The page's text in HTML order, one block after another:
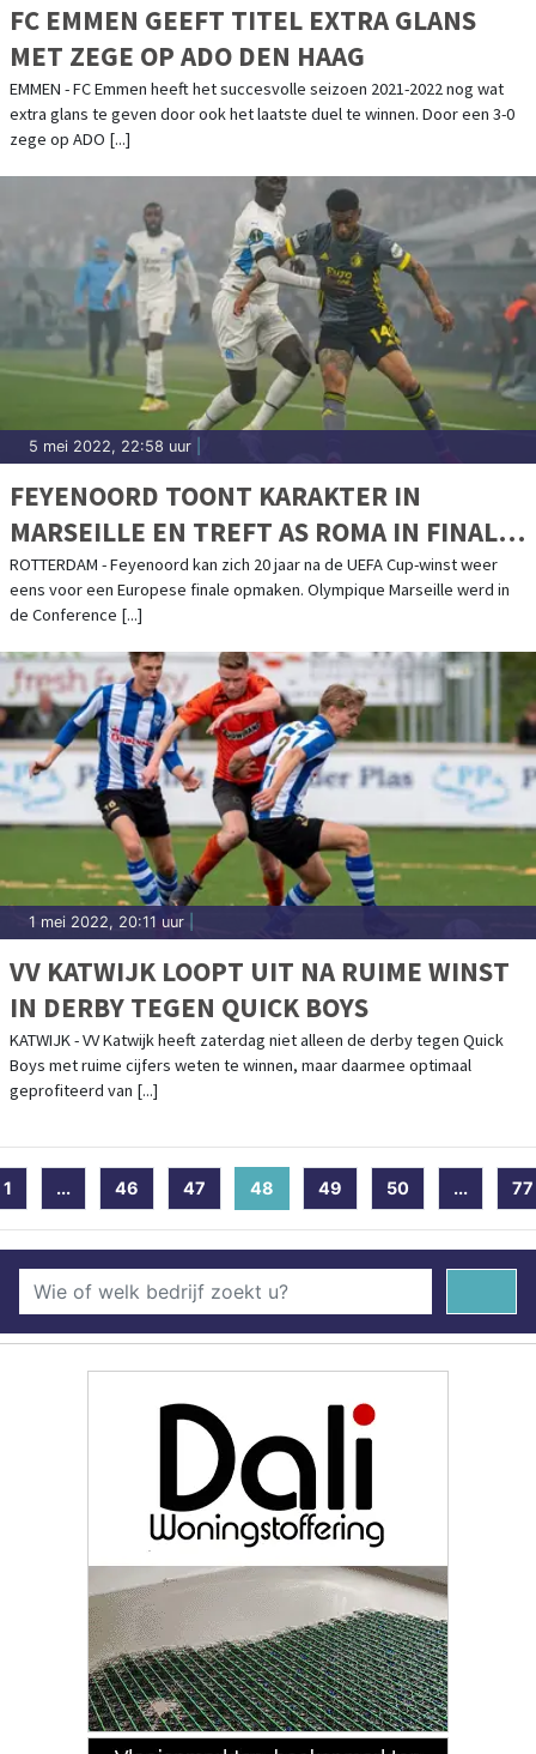
FC EMMEN GEEFT TITEL EXTRA GLANS
MET ZEGE OP ADO DEN HAAG
EMMEN - FC Emmen heeft het succesvolle seizoen 2021-2022 nog wat
extra glans te geven door ook het laatste duel te winnen. Door een 3-0
zege op ADO [...]
5 mei 2022, 22:58 uur
FEYENOORD TOONT KARAKTER IN
MARSEILLE EN TREFT AS ROMA IN FINALE
CONFERENCE LEAGUE
ROTTERDAM - Feyenoord kan zich 20 jaar na de UEFA Cup-winst weer
eens voor een Europese finale opmaken. Olympique Marseille werd in
de Conference [...]
1 mei 2022, 20:11 uur
VV KATWIJK LOOPT UIT NA RUIME WINST
IN DERBY TEGEN QUICK BOYS
KATWIJK - VV Katwijk heeft zaterdag niet alleen de derby tegen Quick
Boys met ruime cijfers weten te winnen, maar daarmee optimaal
geprofiteerd van [...]
1 ... 46 47 48 (current)
49 50 ... 77